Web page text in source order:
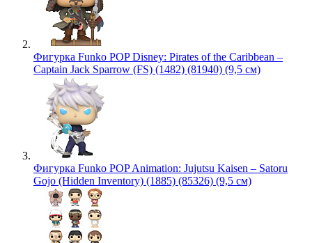
Фигурка Funko POP Disney: Pirates of the Caribbean –
Captain Jack Sparrow (FS) (1482) (81940) (9,5 см)
Фигурка Funko POP Animation: Jujutsu Kaisen – Satoru
Gojo (Hidden Inventory) (1885) (85326) (9,5 см)